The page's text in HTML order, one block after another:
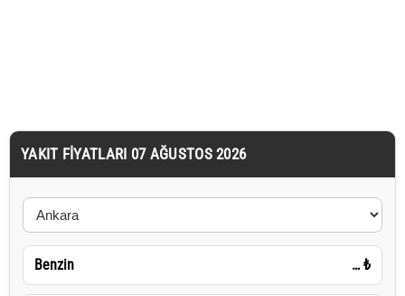
YAKIT FIYATLARI 07 AĞUSTOS 2026
Benzin … ₺